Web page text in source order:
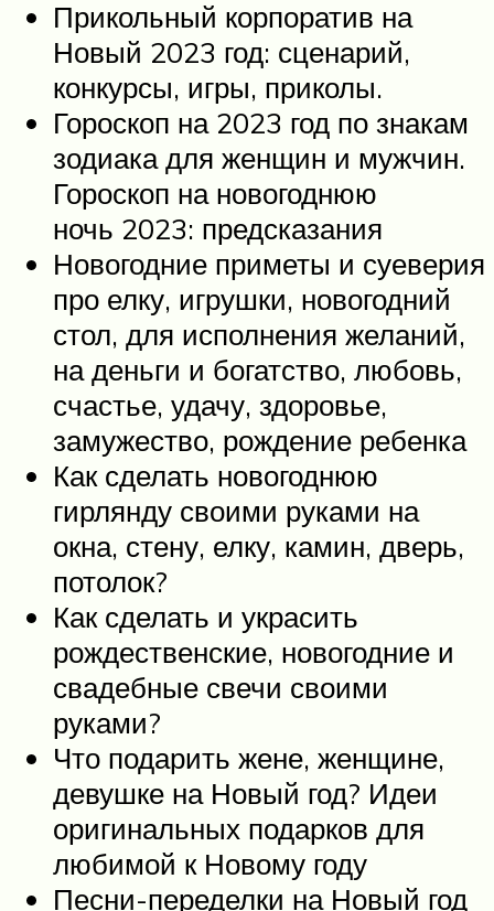
Прикольный корпоратив на
Новый 2023 год: сценарий,
конкурсы, игры, приколы.
Гороскоп на 2023 год по знакам
зодиака для женщин и мужчин.
Гороскоп на новогоднюю
ночь 2023: предсказания
Новогодние приметы и суеверия
про елку, игрушки, новогодний
стол, для исполнения желаний,
на деньги и богатство, любовь,
счастье, удачу, здоровье,
замужество, рождение ребенка
Как сделать новогоднюю
гирлянду своими руками на
окна, стену, елку, камин, дверь,
потолок?
Как сделать и украсить
рождественские, новогодние и
свадебные свечи своими
руками?
Что подарить жене, женщине,
девушке на Новый год? Идеи
оригинальных подарков для
любимой к Новому году
Песни-переделки на Новый год